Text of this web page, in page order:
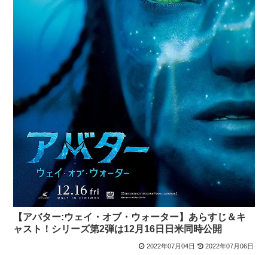
【アバター:ウェイ・オブ・ウォーター】あらすじ＆キ
ャスト！シリーズ第2弾は12月16日日米同時公開
2022年07月04日 2022年07月06日